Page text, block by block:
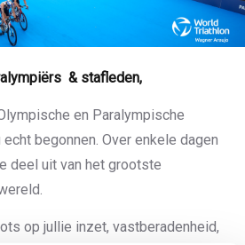
& stafleden,
en Paralympische
begonnen. Over enkele dagen
deel uit van het grootste
op jullie inzet, vastberadenheid,